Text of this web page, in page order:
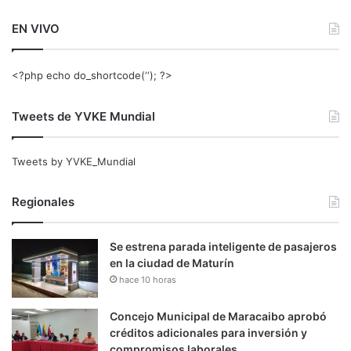
EN VIVO
<?php echo do_shortcode(‘‘); ?>
Tweets de YVKE Mundial
Tweets by YVKE_Mundial
Regionales
Se estrena parada inteligente de pasajeros
en la ciudad de Maturín
hace 10 horas
Concejo Municipal de Maracaibo aprobó
créditos adicionales para inversión y